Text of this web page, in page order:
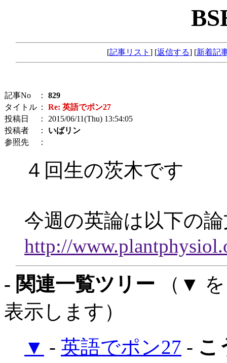
[記事リスト ] [返信する] [新着記
記事No ： 829
タイトル ： Re: 英語でポン27
投稿日
： 2015/06/11(Thu) 13:54:05
投稿者
： いばリン
参照先
：
４回生の茨木です
今週の英論は以下の
http://
- 関連一覧ツリー （▼
表示します）
▼ - 英語でポン27 - こ